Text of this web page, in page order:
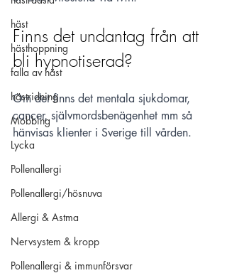
häst
hästhoppning
falla av häst
hästridning
Mobbing
Lycka
Pollenallergi
Pollenallergi/hösnuva
Allergi & Astma
Nervsystem & kropp
Pollenallergi & immunförsvar
Finns det undantag från att
bli hypnotiserad?
Om det finns det mentala sjukdomar,
cancer, självmordsbenägenhet mm så
hänvisas klienter i Sverige till vården.